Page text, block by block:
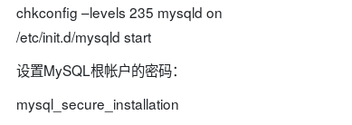
chkconfig –levels 235 mysqld on
/etc/init.d/mysqld start
设置MySQL根帐户的密码：
mysql_secure_installation